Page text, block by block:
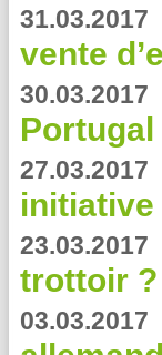
31.03.2017
vente
30.03.2017
Portugal
27.03.2017
initiative
23.03.2017
trottoir ?
03.03.2017